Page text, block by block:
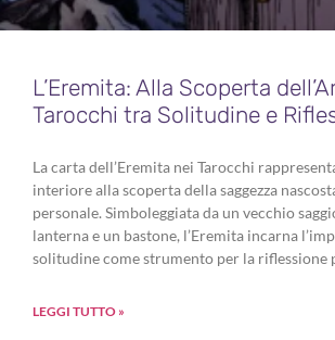
L’Eremita: Alla Scoperta
Tarocchi tra Solitudine e
La carta dell’Eremita nei Tarocchi
interiore alla scoperta della saggezza
personale. Simboleggiata da un vecchio
lanterna e un bastone, l’Eremita incarna
solitudine come strumento per la riflessione
LEGGI TUTTO »